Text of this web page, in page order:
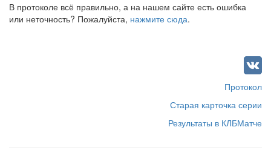
В протоколе всё правильно, а на нашем сайте есть ошибка
или неточность? Пожалуйста, нажмите сюда.
Протокол
Старая карточка серии
Результаты в КЛБМатче